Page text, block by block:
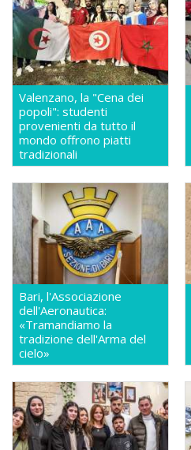
Valenzano, la "Cena dei
popoli": studenti
provenienti da tutto il
mondo offrono piatti
tradizionali
Bari, l'Associazione
dell'Aeronautica:
«Tramandiamo la
tradizione dell'Arma del
cielo»